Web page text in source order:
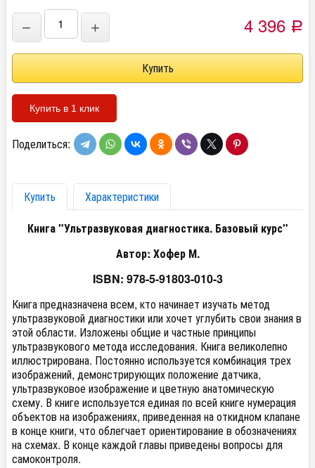
− + 4 396 Р
Купить в 1 клик
Поделиться:
Купить
Характеристики
Книга "Ультразвуковая диагностика. Базовый курс"
Автор: Хофер М.
ISBN: 978-5-91803-010-3
Книга предназначена всем, кто начинает изучать метод
ультразвуковой диагностики или хочет углубить свои знания в
этой области. Изложены общие и частные принципы
ультразвукового метода исследования. Книга великолепно
иллюстрирована. Постоянно используется комбинация трех
изображений, демонстрирующих положение датчика,
ультразвуковое изображение и цветную анатомическую
схему. В книге используется единая по всей книге нумерация
объектов на изображениях, приведенная на откидном клапане
в конце книги, что облегчает ориентирование в обозначениях
на схемах. В конце каждой главы приведены вопросы для
самоконтроля.